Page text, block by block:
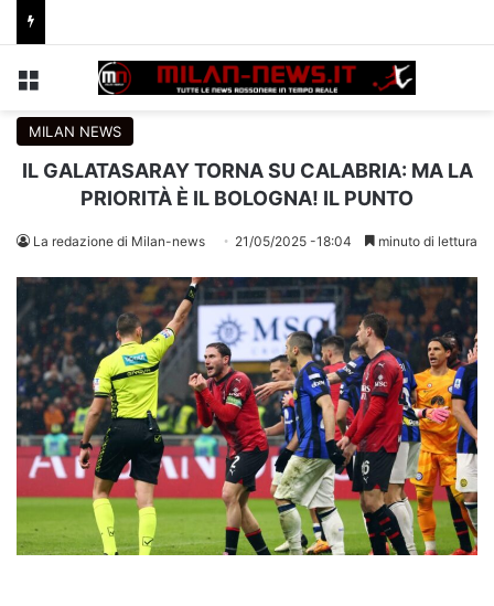
MILAN NEWS
IL GALATASARAY TORNA SU CALABRIA: MA LA
PRIORITÀ È IL BOLOGNA! IL PUNTO
La redazione di Milan-news 21/05/2025 -18:04 minuto di lettura